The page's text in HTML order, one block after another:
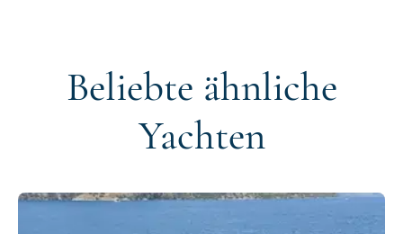
Beliebte ähnliche
Yachten